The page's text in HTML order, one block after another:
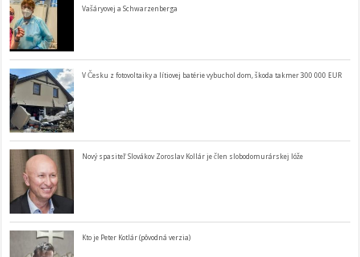
Vašáryovej a Schwarzenberga
V Česku z fotovoltaiky a lítiovej batérie vybuchol dom, škoda takmer 300 000 EUR
Nový spasiteľ Slovákov Zoroslav Kollár je člen slobodomurárskej lóže
Kto je Peter Kotlár (pôvodná verzia)